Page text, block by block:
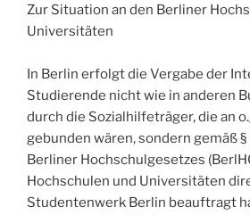
Zur Situation an den Berliner
Universitäten
In Berlin erfolgt die Vergabe der
Studierende nicht wie in anderen
durch die Sozialhilfeträger, die an
gebunden wären, sondern gemäß §
Berliner Hochschulgesetzes
Hochschulen und Universitäten
Studentenwerk Berlin beauftragt